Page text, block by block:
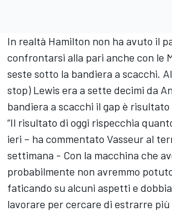
In realtà Hamilton non ha avuto il
confrontarsi alla pari anche con le
seste sotto la bandiera a scacchi.
stop) Lewis era a sette decimi da
bandiera a scacchi il gap è
“Il risultato di oggi rispecchia
ieri – ha commentato Vasseur al
settimana - Con la macchina che
probabilmente non avremmo
faticando su alcuni aspetti e
lavorare per cercare di estrarre